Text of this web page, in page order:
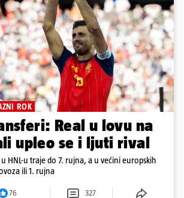
ROK
Real u lovu na
upleo se i ljuti rival
HNL-u traje do 7. rujna, a u većini europskih
ili 1. rujna
76 327